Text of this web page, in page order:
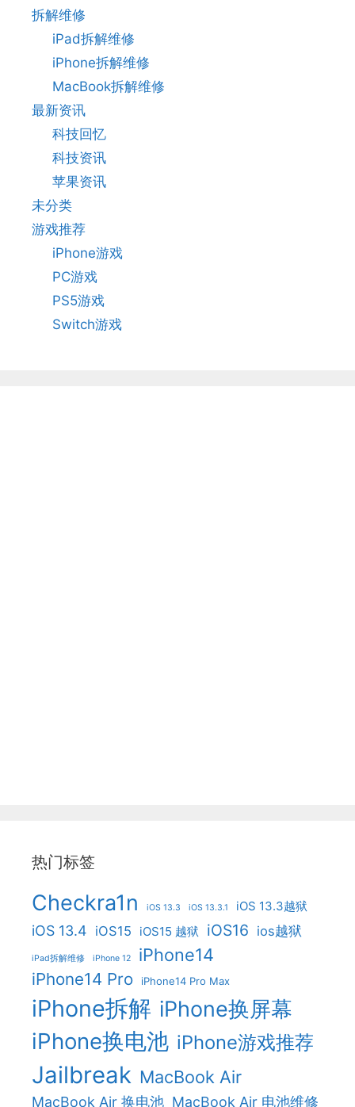
拆解维修
iPad拆解维修
iPhone拆解维修
MacBook拆解维修
最新资讯
科技回忆
科技资讯
苹果资讯
未分类
游戏推荐
iPhone游戏
PC游戏
PS5游戏
Switch游戏
热门标签
Checkra1n iOS 13.3 iOS 13.3.1 iOS 13.3越狱
iOS 13.4 iOS15 iOS15 越狱 iOS16 ios越狱
iPad拆解维修 iPhone 12 iPhone14
iPhone14 Pro iPhone14 Pro Max
iPhone拆解 iPhone换屏幕
iPhone换电池 iPhone游戏推荐
Jailbreak MacBook Air
MacBook Air 换电池 MacBook Air 电池维修